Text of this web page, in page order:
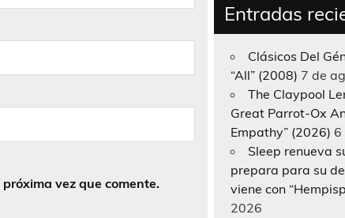
vez que comente.
Entradas
Clásicos Del
“All” (2008) 7 de
The Claypool
Great Parrot-Ox
Empathy” (2026) 6
Sleep renueva
prepara para su
viene con
2026